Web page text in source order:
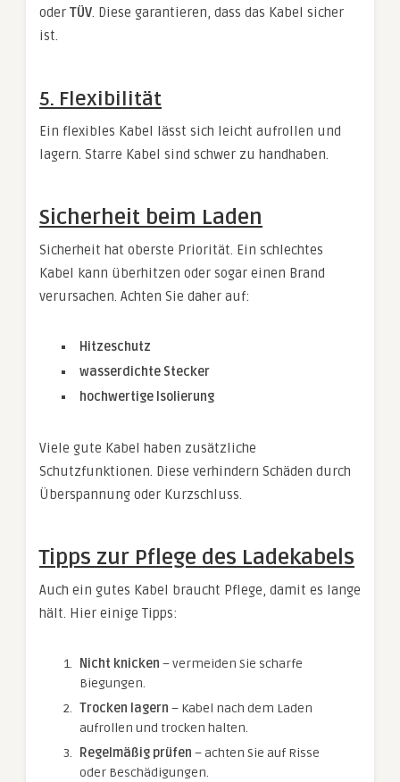
oder TÜV. Diese garantieren, dass das Kabel sicher
ist.
5. Flexibilität
Ein flexibles Kabel lässt sich leicht aufrollen und
lagern. Starre Kabel sind schwer zu handhaben.
Sicherheit beim Laden
Sicherheit hat oberste Priorität. Ein schlechtes
Kabel kann überhitzen oder sogar einen Brand
verursachen. Achten Sie daher auf:
Hitzeschutz
wasserdichte Stecker
hochwertige Isolierung
Viele gute Kabel haben zusätzliche
Schutzfunktionen. Diese verhindern Schäden durch
Überspannung oder Kurzschluss.
Tipps zur Pflege des Ladekabels
Auch ein gutes Kabel braucht Pflege, damit es lange
hält. Hier einige Tipps:
Nicht knicken – vermeiden Sie scharfe
Biegungen.
Trocken lagern – Kabel nach dem Laden
aufrollen und trocken halten.
Regelmäßig prüfen – achten Sie auf Risse
oder Beschädigungen.